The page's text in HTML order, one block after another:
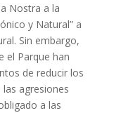
Nostra a la
y Natural” a
Sin embargo,
el Parque han
de reducir los
agresiones
a las